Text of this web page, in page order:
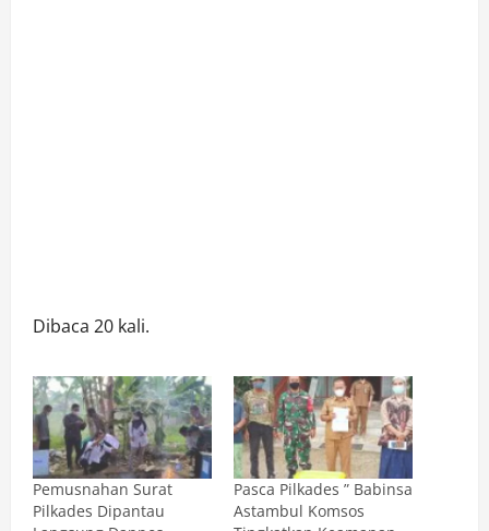
Dibaca 20 kali.
Pemusnahan Surat
Pilkades Dipantau
Pasca Pilkades ” Babinsa
Astambul Komsos